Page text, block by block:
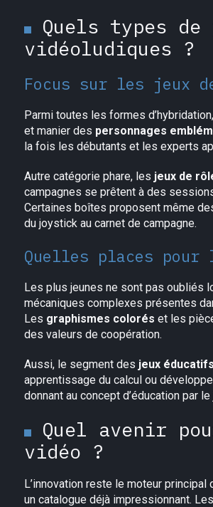
Quels types de
vidéoludiques ?
Focus sur les jeux
Parmi toutes les formes
et manier des personnages
la fois les débutants et les experts
Autre catégorie phare, les jeux de
campagnes se prêtent à des
Certaines boîtes proposent même
du joystick au carnet de campagne.
Quelles places
Les plus jeunes ne sont pas oubliés
mécaniques complexes présentes
Les graphismes colorés et les
des valeurs de coopération.
Aussi, le segment des jeux éducatifs
apprentissage du calcul ou
donnant au concept d’éducation par
Quel avenir
vidéo ?
L’innovation reste le moteur
un catalogue déjà impressionnant.